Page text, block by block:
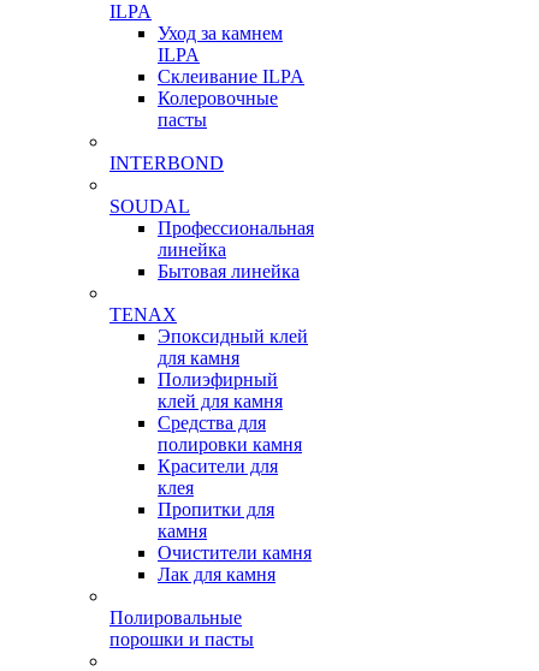
ILPA
Уход за камнем
ILPA
Склеивание ILPA
Колеровочные
пасты
INTERBOND
SOUDAL
Профессиональная
линейка
Бытовая линейка
TENAX
Эпоксидный клей
для камня
Полиэфирный
клей для камня
Средства для
полировки камня
Красители для
клея
Пропитки для
камня
Очистители камня
Лак для камня
Полировальные
порошки и пасты